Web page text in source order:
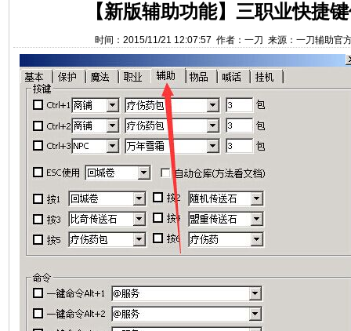
【新版辅助功能】三职业快捷
时间：2015/11/21 12:07:57 作者：一刀 来源：一刀辅助官